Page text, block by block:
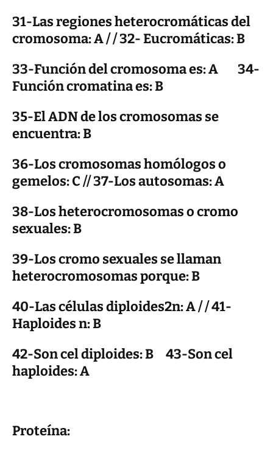
31-Las regiones heterocromáticas del
cromosoma: A / / 32- Eucromáticas: B
33-Función del cromosoma es: A 34-
Función cromatina es: B
35-El ADN de los cromosomas se
encuentra: B
36-Los cromosomas homólogos o
gemelos: C // 37-Los autosomas: A
38-Los heterocromosomas o cromo
sexuales: B
39-Los cromo sexuales se llaman
heterocromosomas porque: B
40-Las células diploides2n: A / / 41-
Haploides n: B
42-Son cel diploides: B 43-Son cel
haploides: A
Proteína: